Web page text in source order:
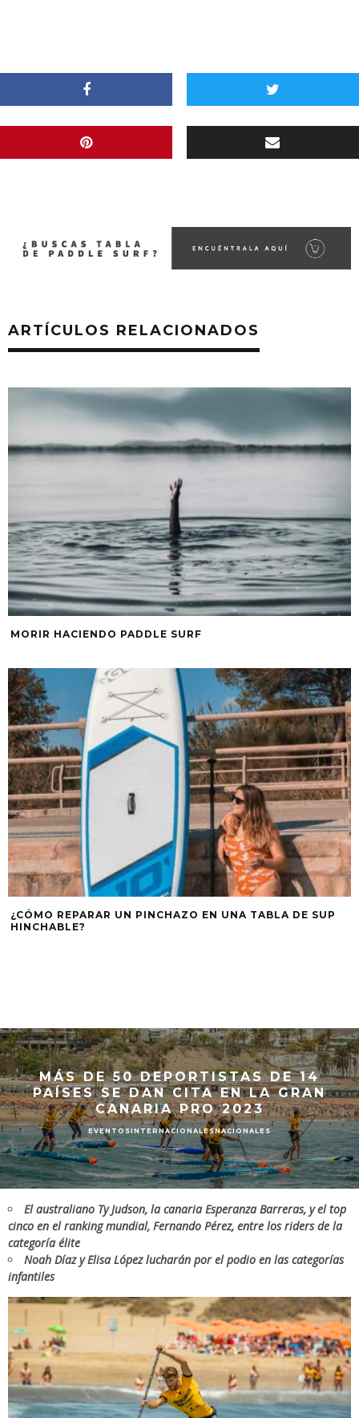
ARTÍCULOS RELACIONADOS
MORIR HACIENDO PADDLE SURF
¿CÓMO REPARAR UN PINCHAZO EN UNA TABLA DE SUP
HINCHABLE?
MÁS DE 50 DEPORTISTAS DE 14
PAÍSES SE DAN CITA EN LA GRAN
CANARIA PRO 2023
EVENTOSINTERNACIONALESNACIONALES
El australiano Ty Judson, la canaria Esperanza Barreras, y el top
cinco en el ranking mundial, Fernando Pérez, entre los riders de la
categoría élite
Noah Díaz y Elisa López lucharán por el podio en las categorías
infantiles